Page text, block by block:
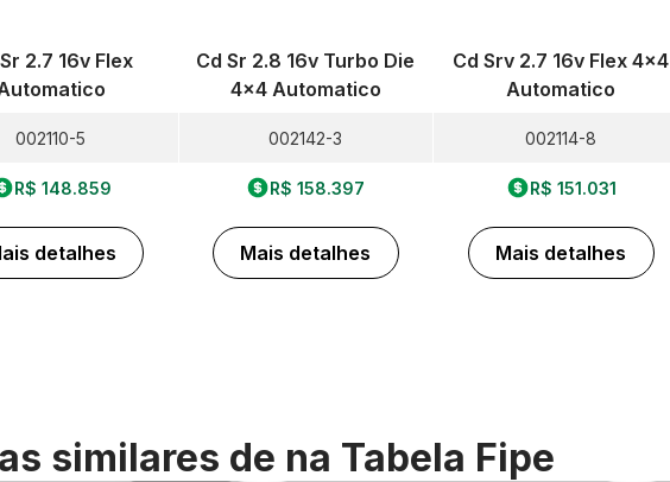
2.7 16v Flex
002110-5
R$ 148.859
detalhes
Cd Sr 2.8 16v Turbo Die
4x4 Automatico
002142-3
R$ 158.397
Mais detalhes
Cd Srv 2.7 16v Flex 4x4
Automatico
002114-8
R$ 151.031
Mais detalhes
similares de na Tabela Fipe
Foto 360º